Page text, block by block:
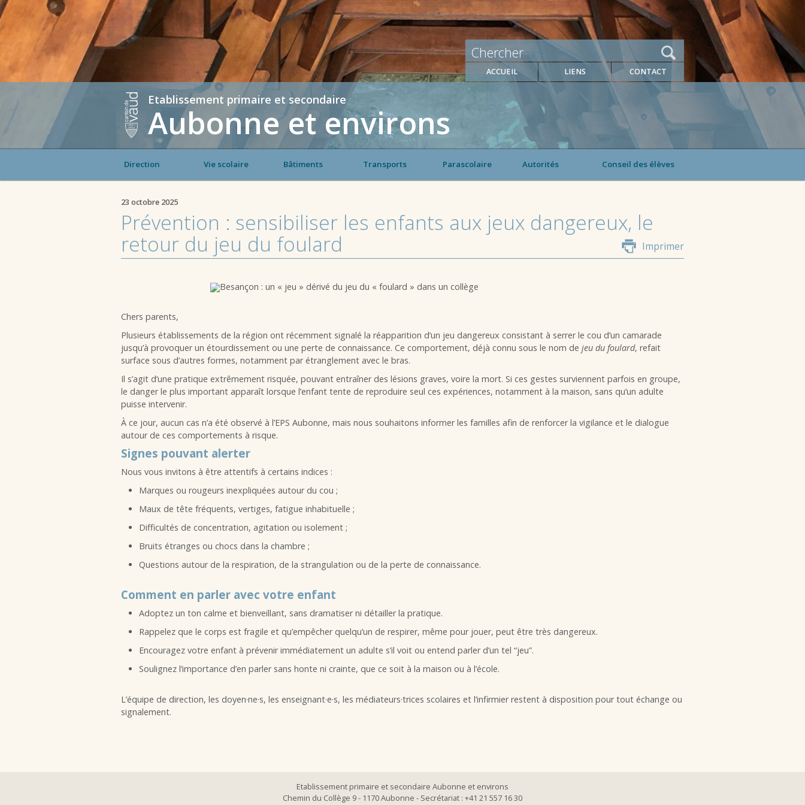
ACCUEIL LIENS CONTACT
Etablissement primaire et secondaire
Aubonne et environs
Direction Vie scolaire Bâtiments Transports Parascolaire Autorités Conseil des élèves
23 octobre 2025
Prévention : sensibiliser les enfants aux jeux dangereux, le
retour du jeu du foulard
Imprimer
Chers parents,
Plusieurs établissements de la région ont récemment signalé la réapparition d’un jeu dangereux consistant à serrer le cou d’un camarade
jusqu’à provoquer un étourdissement ou une perte de connaissance. Ce comportement, déjà connu sous le nom de jeu du foulard, refait
surface sous d’autres formes, notamment par étranglement avec le bras.
Il s’agit d’une pratique extrêmement risquée, pouvant entraîner des lésions graves, voire la mort. Si ces gestes surviennent parfois en groupe,
le danger le plus important apparaît lorsque l’enfant tente de reproduire seul ces expériences, notamment à la maison, sans qu’un adulte
puisse intervenir.
À ce jour, aucun cas n’a été observé à l’EPS Aubonne, mais nous souhaitons informer les familles afin de renforcer la vigilance et le dialogue
autour de ces comportements à risque.
Signes pouvant alerter
Nous vous invitons à être attentifs à certains indices :
Marques ou rougeurs inexpliquées autour du cou ;
Maux de tête fréquents, vertiges, fatigue inhabituelle ;
Difficultés de concentration, agitation ou isolement ;
Bruits étranges ou chocs dans la chambre ;
Questions autour de la respiration, de la strangulation ou de la perte de connaissance.
Comment en parler avec votre enfant
Adoptez un ton calme et bienveillant, sans dramatiser ni détailler la pratique.
Rappelez que le corps est fragile et qu’empêcher quelqu’un de respirer, même pour jouer, peut être très dangereux.
Encouragez votre enfant à prévenir immédiatement un adulte s’il voit ou entend parler d’un tel “jeu”.
Soulignez l’importance d’en parler sans honte ni crainte, que ce soit à la maison ou à l’école.
L’équipe de direction, les doyen·ne·s, les enseignant·e·s, les médiateurs·trices scolaires et l’infirmier restent à disposition pour tout échange ou
signalement.
Etablissement primaire et secondaire Aubonne et environs
Chemin du Collège 9 - 1170 Aubonne - Secrétariat : +41 21 557 16 30